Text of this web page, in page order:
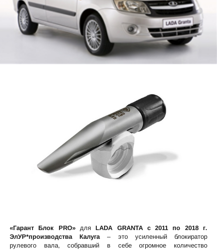
«Гарант Блок PRO»дляLADA GRANTA c 2011 по 2018 г.
ЭлУР*производства Калуга– это усиленный блокиратор
рулевого вала, собравший в себе огромное количество